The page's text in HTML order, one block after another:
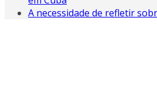
A necessidade de refletir